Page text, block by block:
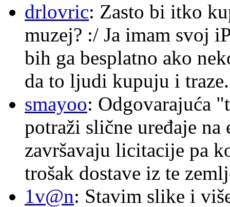
drlovric: Zasto bi itko
muzej? :/ Ja imam svoj
bih ga besplatno ako
da to ljudi kupuju i traze.
smayoo: Odgovarajuća
potraži slične uređaje
završavaju licitacije pa
trošak dostave iz te
1v@n: Stavim slike i